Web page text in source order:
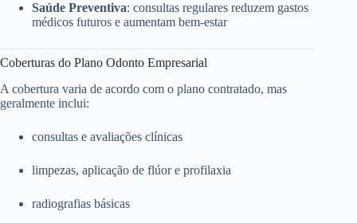
Saúde Preventiva: consultas regulares reduzem gastos
médicos futuros e aumentam bem-estar
Coberturas do Plano Odonto Empresarial
A cobertura varia de acordo com o plano contratado, mas
geralmente inclui:
consultas e avaliações clínicas
limpezas, aplicação de flúor e profilaxia
radiografias básicas